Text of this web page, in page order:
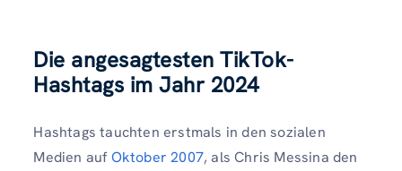
Die angesagtesten TikTok-
Hashtags im Jahr 2024
Hashtags tauchten erstmals in den sozialen
Medien aufOktober 2007, als Chris Messina den